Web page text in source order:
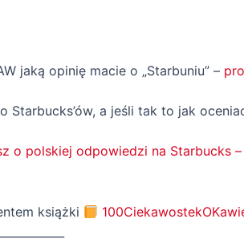
jaką opinię macie o „Starbuniu” –
Starbucks’ów, a jeśli tak to jak
o polskiej odpowiedzi na Starbucks
książki